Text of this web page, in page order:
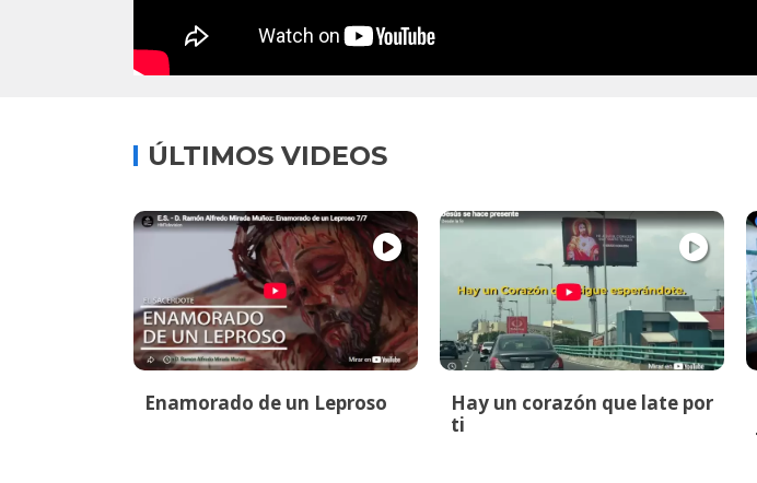
ÚLTIMOS VIDEOS
Enamorado de un Leproso
Hay un corazón que late por
ti